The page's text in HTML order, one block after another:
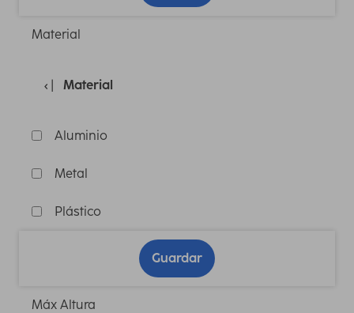
Material
Material
Aluminio
Metal
Plástico
Guardar
Máx Altura